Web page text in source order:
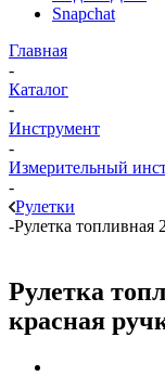
Snapchat
Главная
-
Каталог
-
Инструмент
-
Измерительный
-
Рулетки
-Рулетка топливная
Рулетка
красная